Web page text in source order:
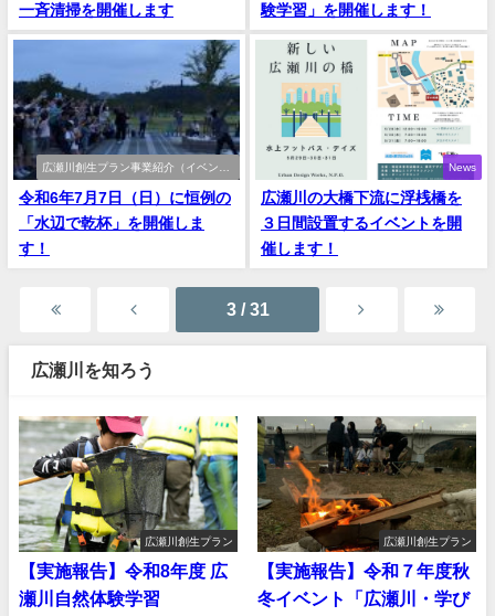
一斉清掃を開催します
験学習」を開催します！
広瀬川創生プラン事業紹介（イベント
系）
令和6年7月7日（日）に恒例の
「水辺で乾杯」を開催しま
す！
News
広瀬川の大橋下流に浮桟橋を
３日間設置するイベントを開
催します！
3 / 31
広瀬川を知ろう
広瀬川創生プラン
【実施報告】令和8年度 広
瀬川自然体験学習
広瀬川創生プラン
【実施報告】令和７年度秋
冬イベント「広瀬川・学び